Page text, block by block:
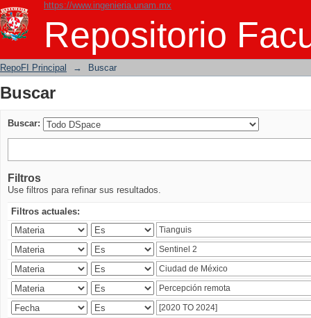
https://www.ingenieria.unam.mx
Repositorio
Buscar
RepoFI Principal → Buscar
Buscar
Buscar:
Filtros
Use filtros para refinar sus resultados.
Filtros actuales: